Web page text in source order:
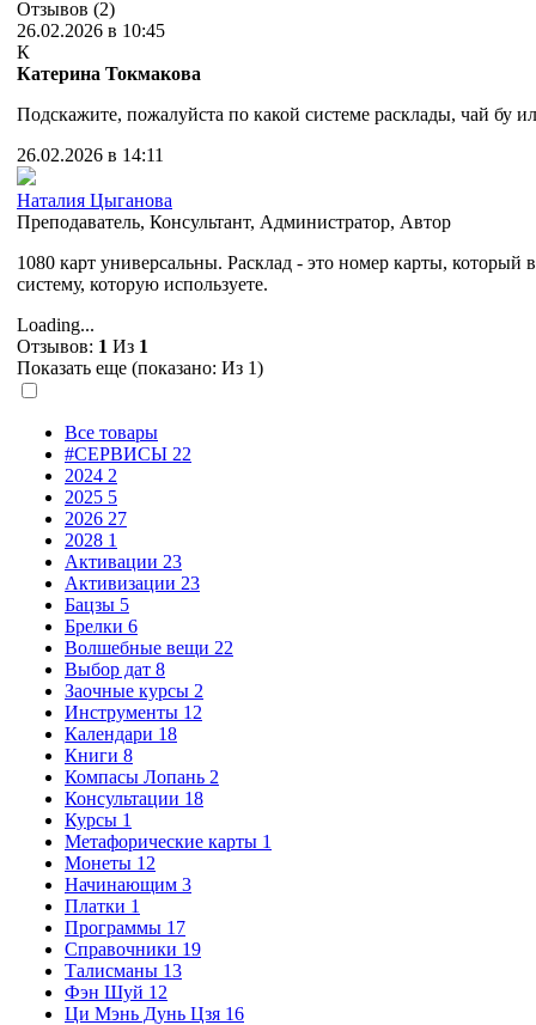
Отзывов (2)
26.02.2026 в 10:45
К
Катерина Токмакова
Подскажите, пожалуйста по какой системе расклады, чай бу
26.02.2026 в 14:11
Наталия Цыганова
Преподаватель, Консультант, Администратор, Автор
1080 карт универсальны. Расклад - это номер карты, который
систему, которую используете.
Loading...
Отзывов: 1 Из 1
Показать еще (показано: Из 1)
Все товары
#СЕРВИСЫ 22
2024 2
2025 5
2026 27
2028 1
Активации 23
Активизации 23
Бацзы 5
Брелки 6
Волшебные вещи 22
Выбор дат 8
Заочные курсы 2
Инструменты 12
Календари 18
Книги 8
Компасы Лопань 2
Консультации 18
Курсы 1
Метафорические карты 1
Монеты 12
Начинающим 3
Платки 1
Программы 17
Справочники 19
Талисманы 13
Фэн Шуй 12
Ци Мэнь Дунь Цзя 16